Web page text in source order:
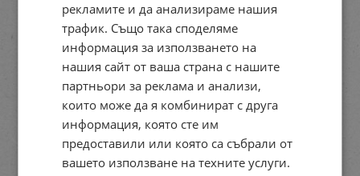
рекламите и да анализираме нашия
трафик. Също така споделяме
информация за използването на
нашия сайт от ваша страна с нашите
партньори за реклама и анализи,
които може да я комбинират с друга
информация, която сте им
предоставили или която са събрали от
вашето използване на техните услуги.